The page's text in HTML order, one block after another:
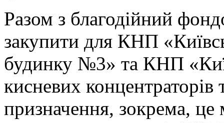
Разом з благодійний
закупити для КНП
будинку №3» та КНП
кисневих
призначення, зокрема, це